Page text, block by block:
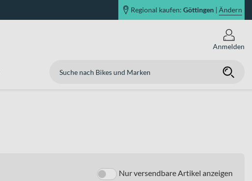
Regional kaufen: Göttingen | Ändern
Anmelden
Nur versendbare Artikel anzeigen